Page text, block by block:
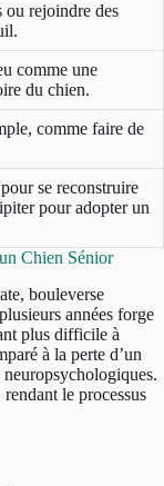
ou rejoindre des
comme une
du chien.
comme faire de
se reconstruire
pour adopter un
Chien Sénior
bouleverse
années forge
plus difficile à
à la perte d’un
le processus